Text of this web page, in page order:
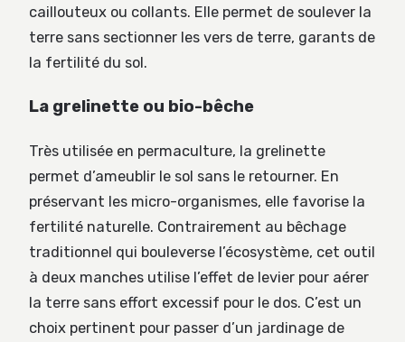
caillouteux ou collants. Elle permet de soulever la
terre sans sectionner les vers de terre, garants de
la fertilité du sol.
La grelinette ou bio-bêche
Très utilisée en permaculture, la grelinette
permet d’ameublir le sol sans le retourner. En
préservant les micro-organismes, elle favorise la
fertilité naturelle. Contrairement au bêchage
traditionnel qui bouleverse l’écosystème, cet outil
à deux manches utilise l’effet de levier pour aérer
la terre sans effort excessif pour le dos. C’est un
choix pertinent pour passer d’un jardinage de